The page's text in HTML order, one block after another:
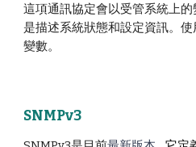
這項通訊協定會以受管系統上
是描述系統狀態和設定資訊。
變數。
SNMPv3